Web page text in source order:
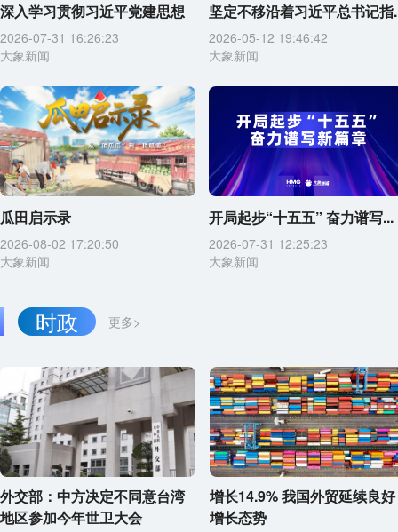
深入学习贯彻习近平党建思想
2026-07-31 16:26:23
大象新闻
坚定不移沿着习近平总书记指
2026-05-12 19:46:42
大象新闻
瓜田启示录
2026-08-02 17:20:50
大象新闻
开局起步“十五五” 奋力谱写...
2026-07-31 12:25:23
大象新闻
更多>
时政
外交部：中方决定不同意台湾
地区参加今年世卫大会
增长14.9% 我国外贸延续良好
增长态势